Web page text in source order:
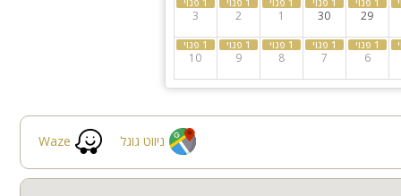
29
30
1
2
3
6
7
8
9
10
Waze ניווט גוגל